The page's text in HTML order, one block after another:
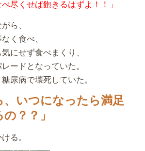
尽くせば飽きるはずよ！！」
ら、
く食べ、
にせず食べまくり、
ードとなっていた。
尿病で壊死していた。
、いつになったら満足
？？」
る。